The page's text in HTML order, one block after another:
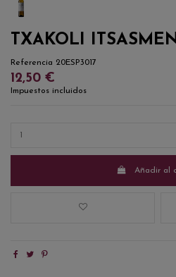
TXAKOLI
Referencia 20ESP3017
12,50 €
Impuestos incluidos
Añadir al